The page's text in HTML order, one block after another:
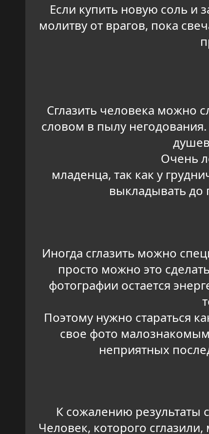
Если купить новую соль и
молитву от врагов, пока
Сглазить человека можно
словом в пылу
Очень
младенца, так как у
выкладывать до
Иногда сглазить можно
просто можно это
фотографии остается
Поэтому нужно стараться
свое фото
неприятных
К сожалению результаты
Человек, которого